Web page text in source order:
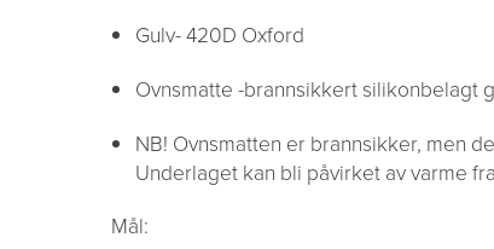
Gulv- 420D Oxford
Ovnsmatte -brannsikkert silikonbelagt
NB! Ovnsmatten er brannsikker, men
Underlaget kan bli påvirket av varme
Mål: